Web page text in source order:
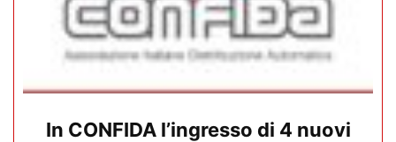
In CONFIDA l’ingresso di 4 nuovi